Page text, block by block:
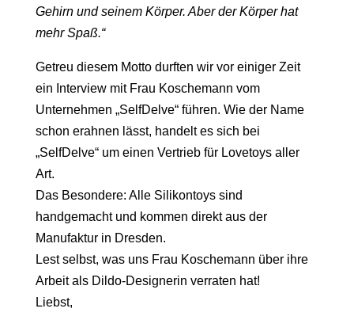
Gehirn und seinem Körper. Aber der Körper hat
mehr Spaß.“
Getreu diesem Motto durften wir vor einiger Zeit
ein Interview mit Frau Koschemann vom
Unternehmen „SelfDelve“ führen. Wie der Name
schon erahnen lässt, handelt es sich bei
„SelfDelve“ um einen Vertrieb für Lovetoys aller
Art.
Das Besondere: Alle Silikontoys sind
handgemacht und kommen direkt aus der
Manufaktur in Dresden.
Lest selbst, was uns Frau Koschemann über ihre
Arbeit als Dildo-Designerin verraten hat!
Liebst,